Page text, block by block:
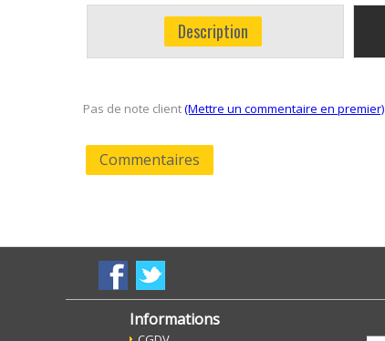
Description
Pas de note client(Mettre un commentaire en premier)
Commentaires
Informations